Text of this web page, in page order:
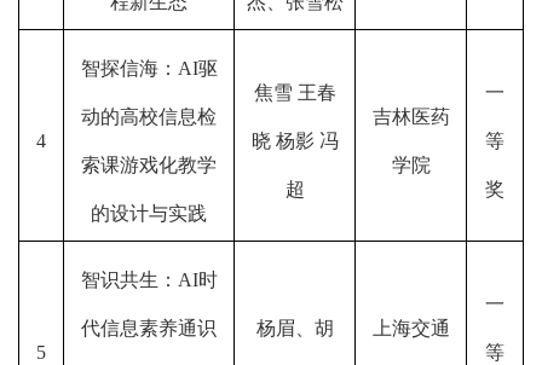
4
智探信海：AI驱
动的高校信息检
索课游戏化教学
的设计与实践
焦雪 王春
晓 杨影 冯
超
吉林医药
学院
一
等
奖
5
智识共生：AI时
代信息素养通识 杨眉、胡 上海交通
一
等